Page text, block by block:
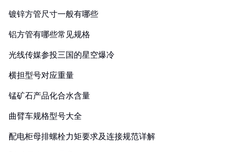
镀锌方管尺寸一般有哪些
铝方管有哪些常见规格
光线传媒参投三国的星空爆冷
横担型号对应重量
锰矿石产品化合水含量
曲臂车规格型号大全
配电柜母排螺栓力矩要求及连接规范详解